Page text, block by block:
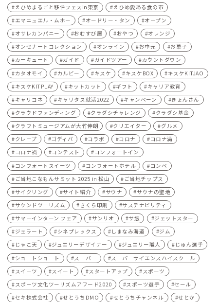
えひめまるごと移住フェスin東京
えひめ愛ある食の市
エマニュエル・ムホー
オードリー・タン
オープン
オサレカンパニー
おむすび屋 おやつ
オレンジ
オンセナートコレクション
オンライン お中元
お菓子
カーキュート
ガイド ガイドツアー
カウントダウン
カタオモイ
カルビー キスケ キスケBOX
キスケKITJAO
キスケKITPLAY
キットカット ギフト
キャリア教育
キャリコネ
キャリタス就活2022 キャンペーン
きょんさん
クラウドファンディング
クラダシチャレンジ
クラダシ基金
クラフトミュージアムが大竹伸朗
クリエイター
グルメ
クレープ
ゴディバ コラボ コロナ
コロナ渦
コロナ禍
コンテスト
コンフォートイン
コンフォートスイーツ
コンフォートホテル
コンペ
ご当地こなもんサミット 2025 in 松山
ご当地チップス
サイクリング
サイト紹介 サウナ
サウナの聖地
サウンドツーリズム
さくら印刷
サステナビリティ
サマーインターン フェア
サンリオ サ飯
ジェットスター
ジェラート
シネプレックス しまなみ海道
ジム
じゃこ天
ジュエリーデザイナー ジュエリー職人
じゅん選手
ショートショート
スーパー
スーパーサイエンスハイスクール
スイーツ
スイート スタートアップ
スポーツ
スポーツ文化ツーリズムアワード2020
スポーツ選手
セール
セキ株式会社
せとうちDMO せとうちチャンネル せとか